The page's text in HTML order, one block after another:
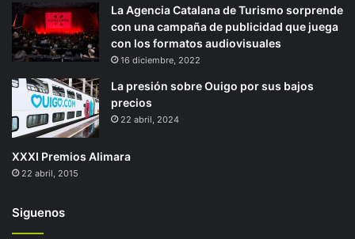
La Agencia Catalana de Turismo sorprende
con una campaña de publicidad que juega
con los formatos audiovisuales
16 diciembre, 2022
La presión sobre Ouigo por sus bajos
precios
22 abril, 2024
XXXI Premios Alimara
22 abril, 2015
Siguenos